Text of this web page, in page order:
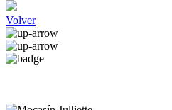
Volver